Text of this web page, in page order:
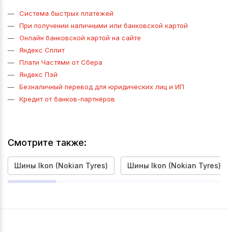
Система быстрых платежей
При получении наличными или банковской картой
Онлайн банковской картой на сайте
Яндекс Сплит
Плати Частями от Сбера
Яндекс Пэй
Безналичный перевод для юридических лиц и ИП
Кредит от банков-партнёров
Смотрите также:
Шины Ikon (Nokian Tyres) Шины Ikon (Nokian Tyres)